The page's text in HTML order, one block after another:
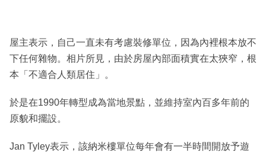
屋主表示，自己一直未有考慮裝修單位，因為內裡根本放不
下任何雜物。相片所見，由於房屋內部面積實在太狹窄，根
本「不適合人類居住」。
於是在1990年轉型成為當地景點，並維持室內百多年前的
原貌和擺設。
Jan Tyley表示，該納米樓單位每年會有一半時間開放予遊